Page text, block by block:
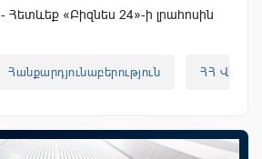
- Հետևեք «Բիզնես 24»-ի լրահոսին
Հանքարդյունաբերություն ՀՀ